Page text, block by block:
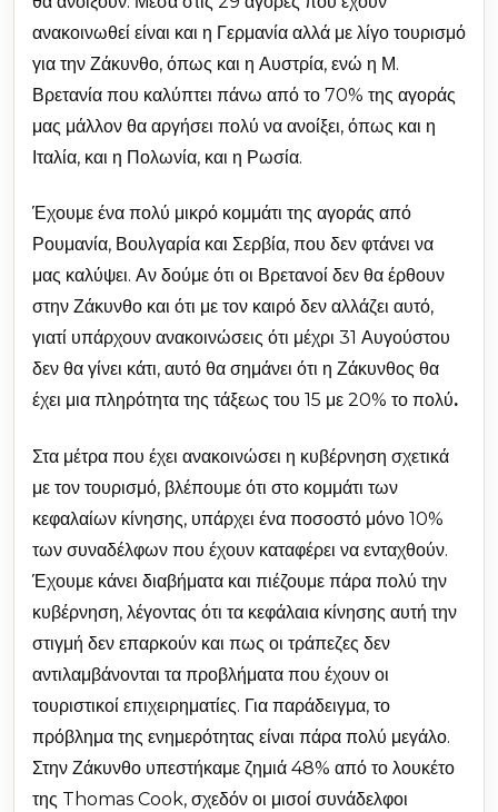
ανακοινωθεί είναι και η Γερμανία αλλά με λίγο τουρισμό
για την Ζάκυνθο, όπως και η Αυστρία, ενώ η Μ.
Βρετανία που καλύπτει πάνω από το 70% της αγοράς
μας μάλλον θα αργήσει πολύ να ανοίξει, όπως και η
Ιταλία, και η Πολωνία, και η Ρωσία.
Έχουμε ένα πολύ μικρό κομμάτι της αγοράς από
Ρουμανία, Βουλγαρία και Σερβία, που δεν φτάνει να
μας καλύψει. Αν δούμε ότι οι Βρετανοί δεν θα έρθουν
στην Ζάκυνθο και ότι με τον καιρό δεν αλλάζει αυτό,
γιατί υπάρχουν ανακοινώσεις ότι μέχρι 31 Αυγούστου
δεν θα γίνει κάτι, αυτό θα σημάνει ότι η Ζάκυνθος θα
έχει μια πληρότητα της τάξεως του 15 με 20% το πολύ.
Στα μέτρα που έχει ανακοινώσει η κυβέρνηση σχετικά
με τον τουρισμό, βλέπουμε ότι στο κομμάτι των
κεφαλαίων κίνησης, υπάρχει ένα ποσοστό μόνο 10%
των συναδέλφων που έχουν καταφέρει να ενταχθούν.
Έχουμε κάνει διαβήματα και πιέζουμε πάρα πολύ την
κυβέρνηση, λέγοντας ότι τα κεφάλαια κίνησης αυτή την
στιγμή δεν επαρκούν και πως οι τράπεζες δεν
αντιλαμβάνονται τα προβλήματα που έχουν οι
τουριστικοί επιχειρηματίες. Για παράδειγμα, το
πρόβλημα της ενημερότητας είναι πάρα πολύ μεγάλο.
Στην Ζάκυνθο υπεστήκαμε ζημιά 48% από το λουκέτο
της Thomas Cook, σχεδόν οι μισοί συνάδελφοι